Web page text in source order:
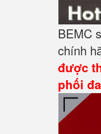
BEMC
chính
được
phối